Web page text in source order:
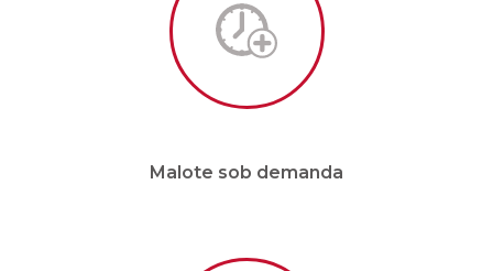
Malote sob demanda